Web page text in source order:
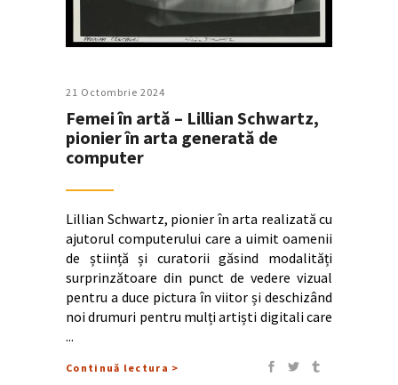
21 Octombrie 2024
Femei în artă – Lillian Schwartz,
pionier în arta generată de
computer
Lillian Schwartz, pionier în arta realizată cu
ajutorul computerului care a uimit oamenii
de știință și curatorii găsind modalități
surprinzătoare din punct de vedere vizual
pentru a duce pictura în viitor și deschizând
noi drumuri pentru mulți artiști digitali care
Continuă lectura >